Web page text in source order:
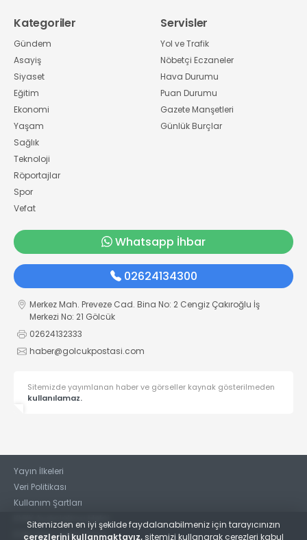
Kategoriler
Gündem
Asayiş
Siyaset
Eğitim
Ekonomi
Yaşam
Sağlık
Teknoloji
Röportajlar
Spor
Vefat
Servisler
Yol ve Trafik
Nöbetçi Eczaneler
Hava Durumu
Puan Durumu
Gazete Manşetleri
Günlük Burçlar
Whatsapp İhbar
02624134300
Merkez Mah. Preveze Cad. Bina No: 2 Cengiz Çakıroğlu İş
Merkezi No: 21 Gölcük
02624132333
haber@golcukpostasi.com
Sitemizde yayımlanan haber ve görseller kaynak gösterilmeden
kullanılamaz.
Yayın İlkeleri
Veri Politikası
Kullanım Şartları
KVKK Bilgi Talep Formu
Sitemizden en iyi şekilde faydalanabilmeniz için tarayıcınızın
çerezlerini kullanmaktayız, sitemizi kullanarak çerezleri kabul